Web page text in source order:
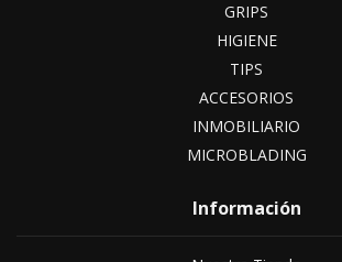
GRIPS
HIGIENE
TIPS
ACCESORIOS
INMOBILIARIO
MICROBLADING
Información